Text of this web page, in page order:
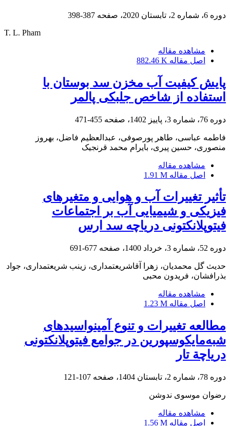
دوره 6، شماره 2، تابستان 2020، صفحه
387-398
T. L. Pham
مشاهده مقاله
اصل مقاله 882.46 K
پایش کیفیت آب مخزن سد بوستان با
استفاده از شاخص جلبکی پالمر
دوره 76، شماره 3، پاییز 1402، صفحه 455-471
فاطمه عباسی، طاهر پورصوفی، عبدالعظیم فاضل، بهروز
منصوری، حسین پیری، بایرام محمد قرنجیک
مشاهده مقاله
اصل مقاله 1.91 M
تأثیر تغییرات آب و هوایی و متغیرهای
فیزیکی و شیمیایی آب بر اجتماعات
فیتوپلانکتونی دریاچه سد ارس
دوره 52، شماره 3، خرداد 1400، صفحه 677-691
حدیث گل محمدیان، زهرا آقاشریعتمداری، زینب شریعتمداری، جواد
بذرافشان، فریدون محبی
مشاهده مقاله
اصل مقاله 1.23 M
مطالعه تغییرات و تنوع آمینواسیدهای
شبه‌مایکوسپورین در جوامع فیتوپلانکتونی
دریاچة تار
دوره 78، شماره 2، تابستان 1404، صفحه 107-121
رضوان موسوی ندوشن
مشاهده مقاله
اصل مقاله 1.56 M